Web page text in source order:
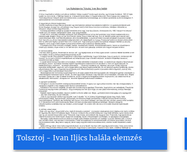
Tolsztoj - Ivan Iljics halála elemzés